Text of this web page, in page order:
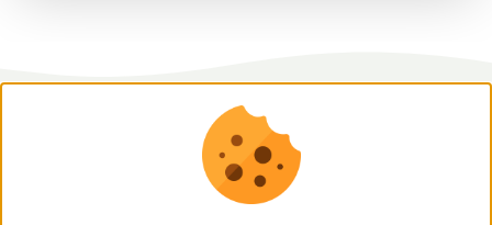
on se présente